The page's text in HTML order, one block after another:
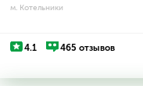
м. Котельники
4.1 465 отзывов